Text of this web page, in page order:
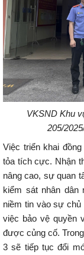
VKSND Khu
205/
Việc triển khai
tỏa tích cực. Nhận
nâng cao, sự quan
kiểm sát nhân dân
niềm tin vào sự chủ
việc bảo vệ quyền
được củng cố.
3 sẽ tiếp tục đổi